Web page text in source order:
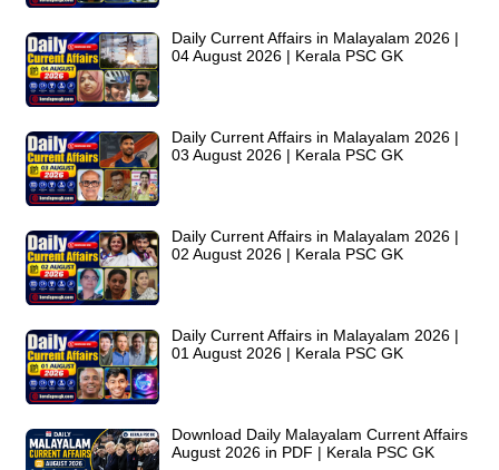
Daily Current Affairs in Malayalam 2026 |
04 August 2026 | Kerala PSC GK
Daily Current Affairs in Malayalam 2026 |
03 August 2026 | Kerala PSC GK
Daily Current Affairs in Malayalam 2026 |
02 August 2026 | Kerala PSC GK
Daily Current Affairs in Malayalam 2026 |
01 August 2026 | Kerala PSC GK
Download Daily Malayalam Current Affairs
August 2026 in PDF | Kerala PSC GK